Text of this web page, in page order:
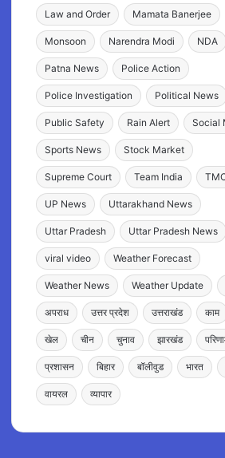
Law and Order Mamata Banerjee
Monsoon Narendra Modi NDA
Patna News Police Action
Police Investigation Political News
Public Safety Rain Alert Social
Sports News Stock Market
Supreme Court Team India
UP News Uttarakhand News
Uttar Pradesh Uttar Pradesh News
viral video Weather Forecast
Weather News Weather Update
अपराध उत्तर प्रदेश उत्तराखंड काम
खेल चीन चुनाव झारखंड
प्रशासन बिहार बॉलीवुड भारत
वायरल व्यापार